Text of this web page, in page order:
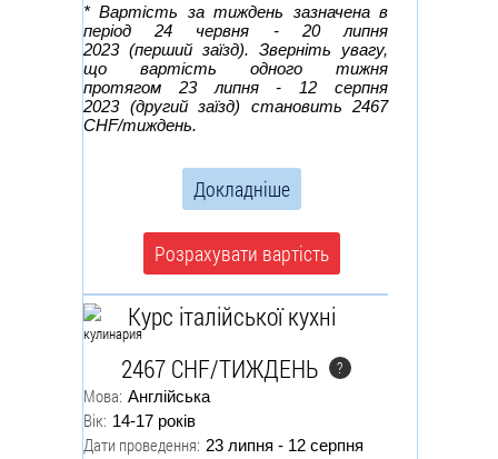
* Вартість за тиждень зазначена в
період 24 червня - 20 липня
2023 (перший заїзд). Зверніть увагу,
що вартість одного тижня
протягом 23 липня - 12 серпня
2023(другий заїзд) становить 2467
CHF/тиждень.
Докладніше
Розрахувати вартість
Курс італійської кухні
2467 CHF/ТИЖДЕНЬ
?
Мова: Англійська
Вік: 14-17 років
Дати проведення: 23 липня - 12 серпня